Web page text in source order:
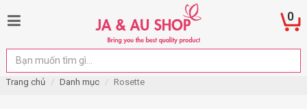
0
Trang chủ Danh mục Rosette